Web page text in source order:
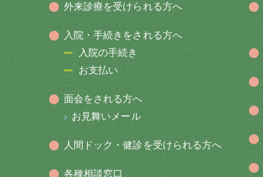
外来診療を受けられる方へ
入院・手続きをされる方へ
入院の手続き
お支払い
面会をされる方へ
お見舞いメール
人間ドック・健診を受けられる方へ
各種相談窓口